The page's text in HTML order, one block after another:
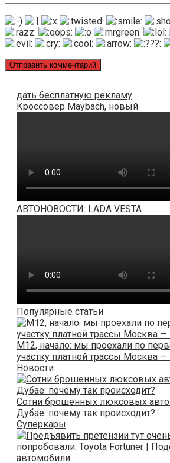
дать бесплатную рекламу
Кроссовер Maybach, новый
АВТОНОВОСТИ: LADA VESTA
Популярные статьи
М12, начало: мы проехали по
участку платной трассы Москва —
Новости
Сотни брошенных люксовых
Дубае: почему так происходит?
Суперкары